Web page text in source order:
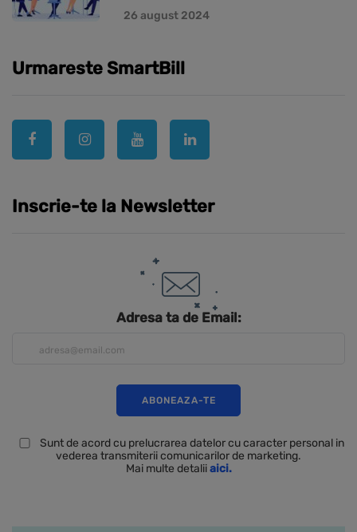
26 august 2024
Urmareste SmartBill
Inscrie-te la Newsletter
Adresa ta de Email:
Sunt de acord cu prelucrarea datelor cu caracter personal in
vederea transmiterii comunicarilor de marketing.
Mai multe detaliiaici.